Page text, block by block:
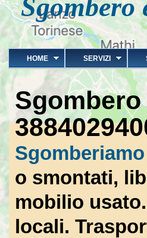
HOME SERVIZI
o smontati,
mobilio usato.
locali.